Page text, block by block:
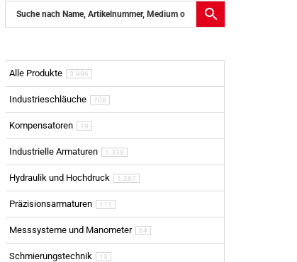
Alle Produkte 3.996
Industrieschläuche 708
Kompensatoren 18
Industrielle Armaturen 1.338
Hydraulik und Hochdruck 1.287
Präzisionsarmaturen 111
Messsysteme und Manometer 64
Schmierungstechnik 19